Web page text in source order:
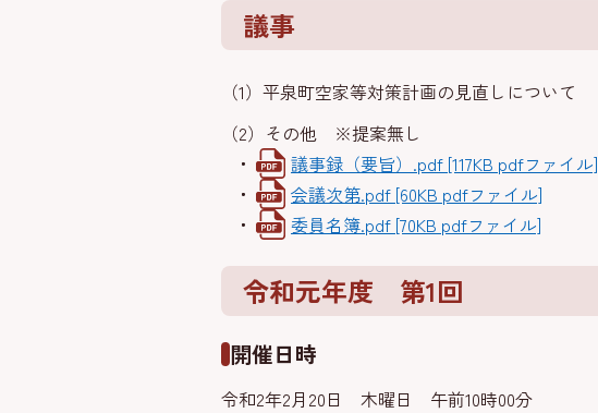
議事
（1）平泉町空家等対策計画の見直しについて
（2）その他 ※提案無し
議事録（要旨）.pdf [117KB pdfファイル]
会議次第.pdf [60KB pdfファイル]
委員名簿.pdf [70KB pdfファイル]
令和元年度 第1回
開催日時
令和2年2月20日 木曜日 午前10時00分